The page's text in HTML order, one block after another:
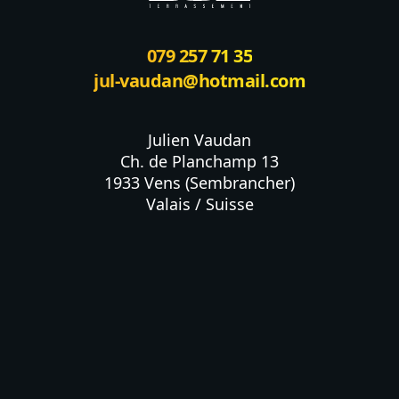
079 257 71 35
jul-vaudan@hotmail.com
Julien Vaudan
Ch. de Planchamp 13
1933 Vens (Sembrancher)
Valais / Suisse